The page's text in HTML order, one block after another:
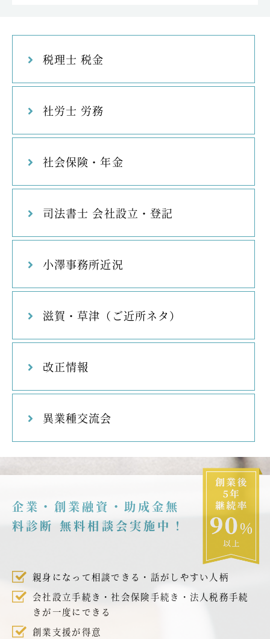
税理士 税金
社労士 労務
社会保険・年金
司法書士 会社設立・登記
小澤事務所近況
滋賀・草津（ご近所ネタ）
改正情報
異業種交流会
企業・創業融資・助成金無
料診断 無料相談会実施中！
親身になって相談できる・話がしやすい人柄
会社設立手続き・社会保険手続き・法人税務手続
きが一度にできる
創業支援が得意